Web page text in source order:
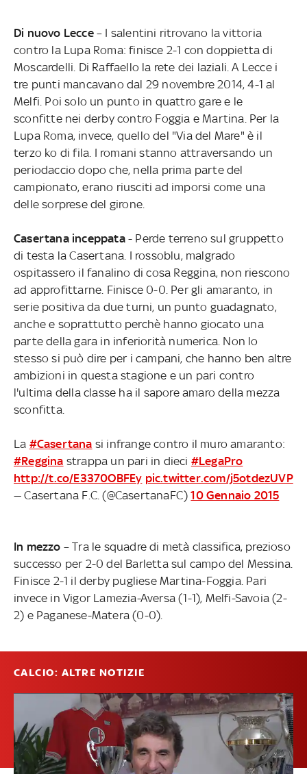
Di nuovo Lecce– I salentini ritrovano la vittoria
contro la Lupa Roma: finisce 2-1 con doppietta di
Moscardelli. Di Raffaello la rete dei laziali. A Lecce i
tre punti mancavano dal 29 novembre 2014, 4-1 al
Melfi. Poi solo un punto in quattro gare e le
sconfitte nei derby contro Foggia e Martina. Per la
Lupa Roma, invece, quello del "Via del Mare" è il
terzo ko di fila. I romani stanno attraversando un
periodaccio dopo che, nella prima parte del
campionato, erano riusciti ad imporsi come una
delle sorprese del girone.
Casertana inceppata- Perde terreno sul gruppetto
di testa la Casertana. I rossoblu, malgrado
ospitassero il fanalino di cosa Reggina, non riescono
ad approfittarne. Finisce 0-0. Per gli amaranto, in
serie positiva da due turni, un punto guadagnato,
anche e soprattutto perchè hanno giocato una
parte della gara in inferiorità numerica. Non lo
stesso si può dire per i campani, che hanno ben altre
ambizioni in questa stagione e un pari contro
l'ultima della classe ha il sapore amaro della mezza
sconfitta.
La #Casertana si infrange contro il muro amaranto:
#Reggina strappa un pari in dieci #LegaPro
http://t.co/E3370OBFEy pic.twitter.com/j5otdezUVP
— Casertana F.C. (@CasertanaFC)10 Gennaio 2015
In mezzo – Tra le squadre di metà classifica, prezioso
successo per 2-0 del Barletta sul campo del Messina.
Finisce 2-1 il derby pugliese Martina-Foggia. Pari
invece in Vigor Lamezia-Aversa (1-1), Melfi-Savoia (2-
2) e Paganese-Matera (0-0).
CALCIO: ALTRE NOTIZIE